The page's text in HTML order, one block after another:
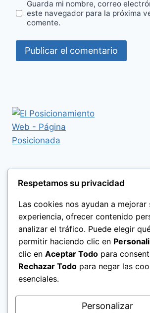
Guarda mi nombre, correo
este navegador para la próxima
comente.
Respetamos su privacidad
Las cookies nos ayudan a mejorar
experiencia, ofrecer contenido
analizar el tráfico. Puede elegir
permitir haciendo clic en
clic en Aceptar Todo para
Rechazar Todo para negar las
esenciales.
Personalizar